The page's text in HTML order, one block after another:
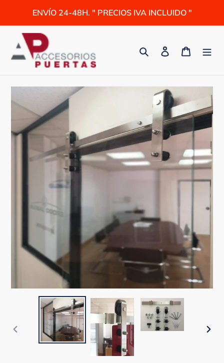
directamente
contenido
ENVÍO 24-48H. " PRECIOS IVA INCLUIDO "
Buscar IngresarCarrito
ANTERIOR